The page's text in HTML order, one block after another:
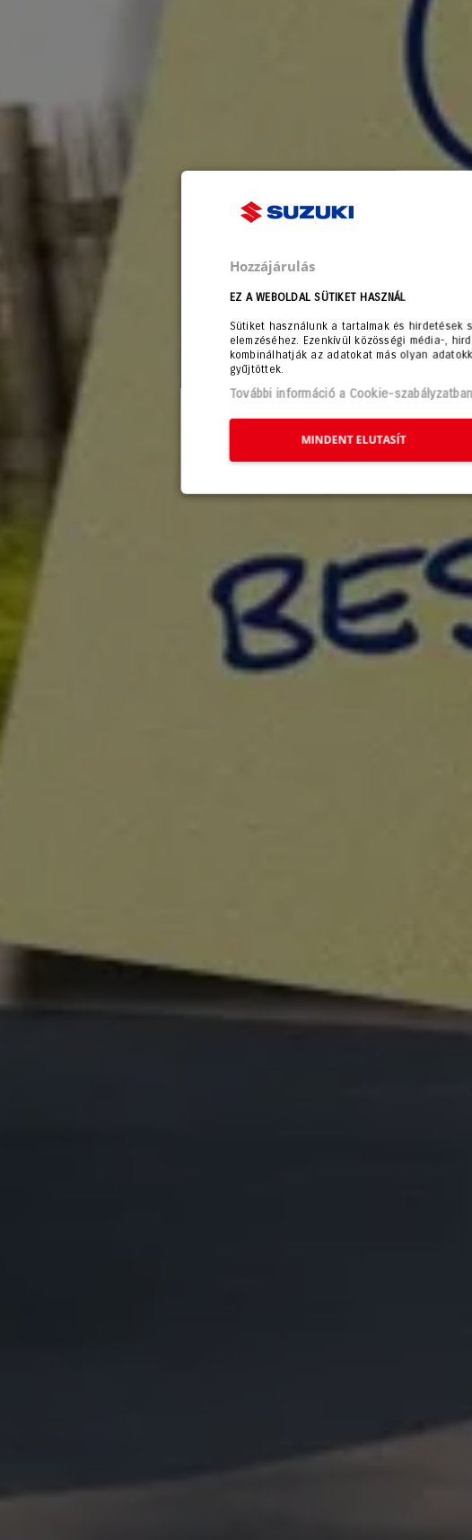
Hozzájárulás
EZ A WEBOLDAL SÜTIKET HASZNÁL
Sütiket használunk a tartalmak és hirdetések
elemzéséhez. Ezenkívül közösségi média-,
kombinálhatják az adatokat más olyan
gyűjtöttek.
További információ a Cookie-
MINDENT ELUTASÍT